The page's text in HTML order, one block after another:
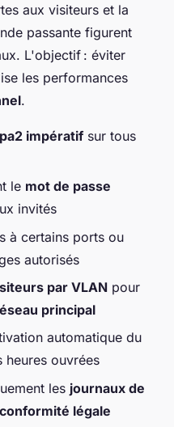
aux visiteurs et la
passante figurent
L'objectif : éviter
les performances
.
impératifsur tous
le mot de passe
invités
à certains ports ou
autorisés
par VLAN pour
principal
automatique du
heures ouvrées
les journaux de
conformité légale